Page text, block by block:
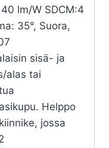
lm/W SDCM:4
35°, Suora,
sisä- ja
alas tai
Helppo
jossa